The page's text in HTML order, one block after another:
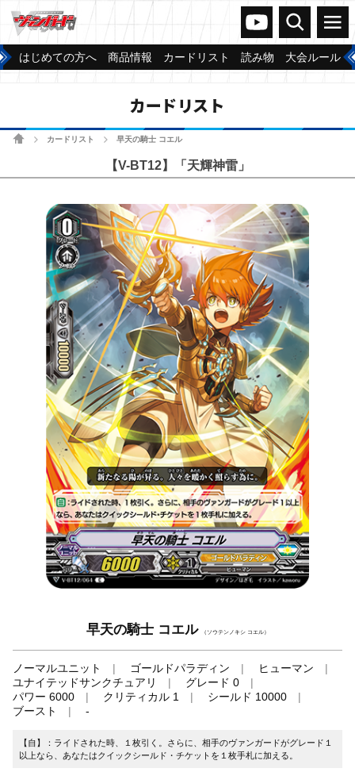
ヴァンガードch
検索 メニュー
はじめての方へ 商品情報 カードリスト 読み物 大会ルール
カードリスト
ホームカードリスト 早天の騎士 コエル
【V-BT12】「天輝神雷」
早天の騎士 コエル （ソウテンノキシ コエル）
ノーマルユニット ゴールドパラディン
ヒューマン
ユナイテッドサンクチュアリ
グレード 0
パワー 6000
クリティカル 1
シールド 10000
ブースト
-
【自】：ライドされた時、１枚引く。さらに、相手のヴァンガードがグレード１
以上なら、あなたはクイックシールド・チケットを１枚手札に加える。